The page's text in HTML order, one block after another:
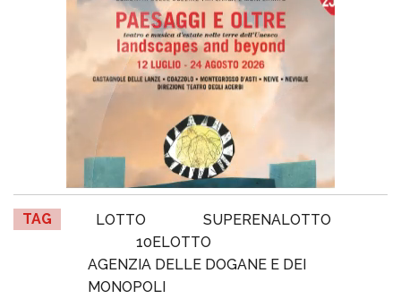
TAG LOTTO
SUPERENALOTTO
10ELOTTO
AGENZIA DELLE DOGANE E DEI
MONOPOLI